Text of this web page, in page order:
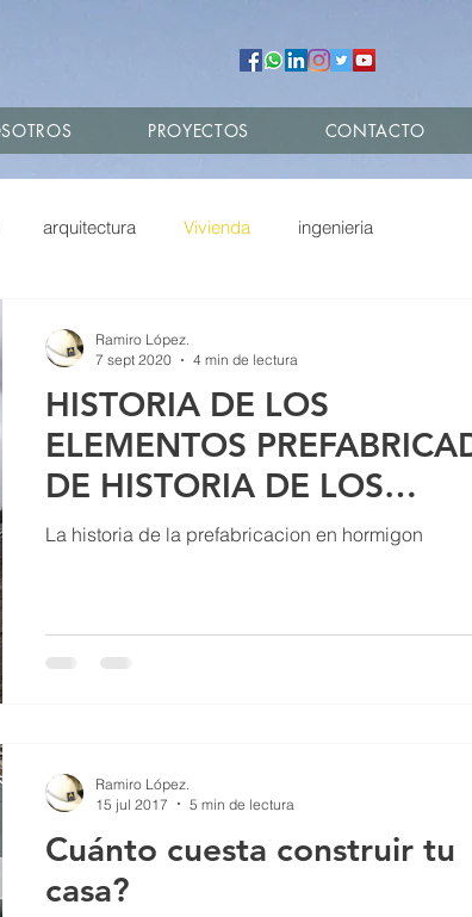
PROYECTOS CONTACTO
arquitectura Vivienda ingenieria
circular
HISTORIA DE LOS
ELEMENTOS
DE HISTORIA DE LOS
ELEMENTOS
La historia de la prefabricacion en hormigon
Ramiro López.
7 sept 2020
4 min de lectura
Cuánto cuesta construir tu
casa?
Ramiro López.
15 jul 2017
5 min de lectura